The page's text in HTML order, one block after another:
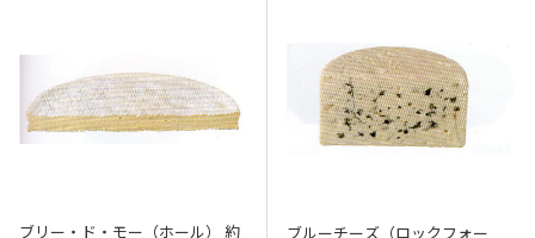
ブリー・ド・モー（ホール） 約
ブルーチーズ（ロックフォー